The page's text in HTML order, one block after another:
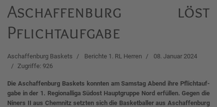
Aschaffenburg löst
Pflichtaufgabe
Aschaffenburg Baskets Berichte 1. RL Herren
08. Januar 2024
Zugriffe: 926
Die Aschaf­fen­burg Bas­kets konn­ten am Sams­tag Abend ih­re Pf­licht­auf­
ga­be in der 1. Re­gio­nal­li­ga Südost Haupt­grup­pe Nord er­fül­len. Ge­gen die
Ni­ners II aus Chemnitz setz­ten sich die Bas­ket­bal­ler aus Aschaf­fen­burg